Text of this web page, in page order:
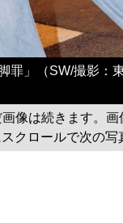
罪」（SW/撮影
像は続きます。画
スクロールで次の写